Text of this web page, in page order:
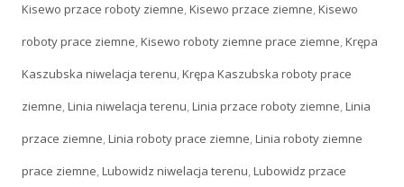
Kisewo przace roboty ziemne,Kisewo przace ziemne,Kisewo
roboty prace ziemne,Kisewo roboty ziemne prace ziemne,Krępa
Kaszubska niwelacja terenu,Krępa Kaszubska roboty prace
ziemne,Linia niwelacja terenu,Linia przace roboty ziemne,Linia
przace ziemne,Linia roboty prace ziemne,Linia roboty ziemne
prace ziemne,Lubowidz niwelacja terenu,Lubowidz przace